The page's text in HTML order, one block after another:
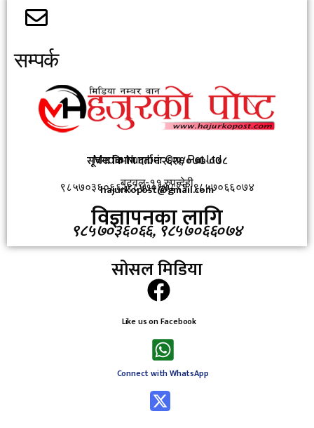
सम्पर्क
Media Number One Pat.Ltd
सूचना विभाग दर्ता नंः२६२२/०७७-०७८
बुटवल-११,रुपन्देही
९८५७०३६०६६ ,९८५७०६७८९१, ९८५७०६६०७४
hajurkopost@gmail.com
विज्ञापनका लागि
९८५७०३६०६६, ९८५७०६६०७४
सोसल मिडिया
Like us on Facebook
Connect with WhatsApp